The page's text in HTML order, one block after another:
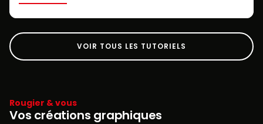
VOIR TOUS LES TUTORIELS
Rougier & vous
Vos créations graphiques